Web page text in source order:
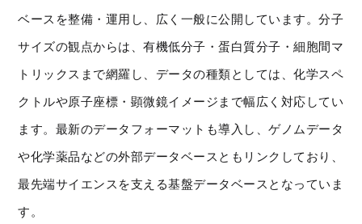
ベースを整備・運用し、広く一般に公開しています。分子
サイズの観点からは、有機低分子・蛋白質分子・細胞間マ
トリックスまで網羅し、データの種類としては、化学スペ
クトルや原子座標・顕微鏡イメージまで幅広く対応してい
ます。最新のデータフォーマットも導入し、ゲノムデータ
や化学薬品などの外部データベースともリンクしており、
最先端サイエンスを支える基盤データベースとなっていま
す。